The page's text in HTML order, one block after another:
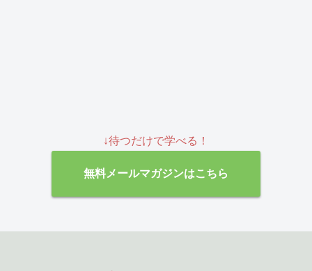
↓待つだけで学べる！
無料メールマガジンはこちら